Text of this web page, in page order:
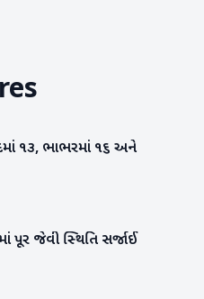
૧૩, ભાભરમાં ૧૬ અને
પૂર જેવી સ્‍થિતિ સર્જાઈ